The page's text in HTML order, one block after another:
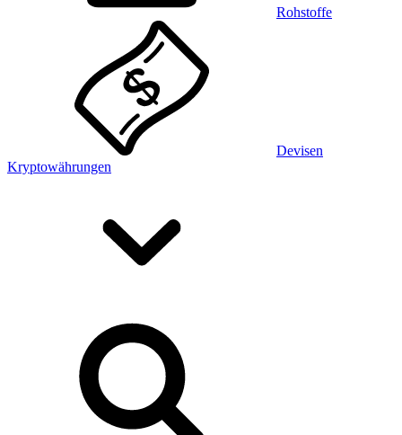
Rohstoffe
Devisen
Kryptowährungen